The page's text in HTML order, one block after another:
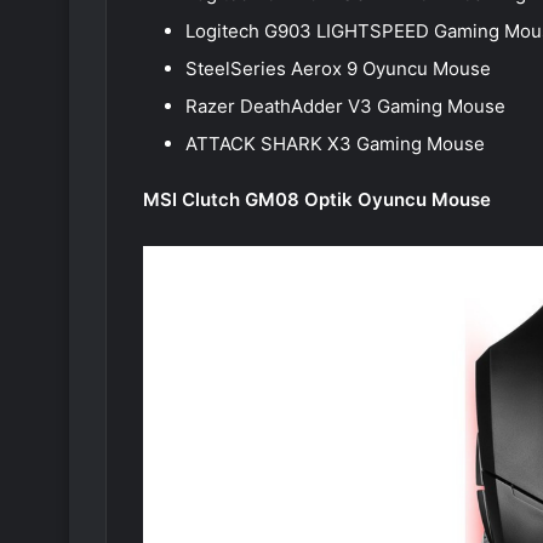
Logitech G903 LIGHTSPEED Gaming
SteelSeries Aerox 9 Oyuncu Mouse
Razer DeathAdder V3 Gaming Mouse
ATTACK SHARK X3 Gaming Mouse
MSI Clutch GM08 Optik Oyuncu Mouse